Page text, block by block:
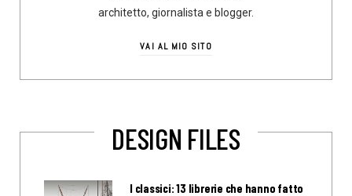
architetto, giornalista e blogger.
VAI AL MIO SITO
DESIGN FILES
I classici: 13 librerie che hanno fatto